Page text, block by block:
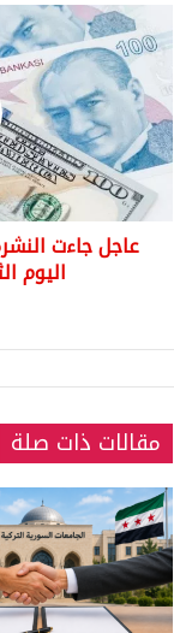
جاءت
النشرة
المسائية
لأسعار
الصرف
اليوم
الثلاثاء
2/7/2019م
عاجل جاءت
اليوم
مقالات ذات صلة